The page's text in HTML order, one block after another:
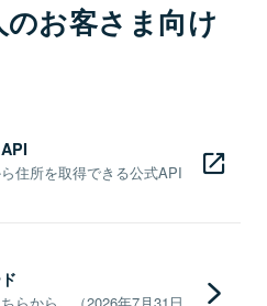
お客さま向け
住所を取得できる公式API